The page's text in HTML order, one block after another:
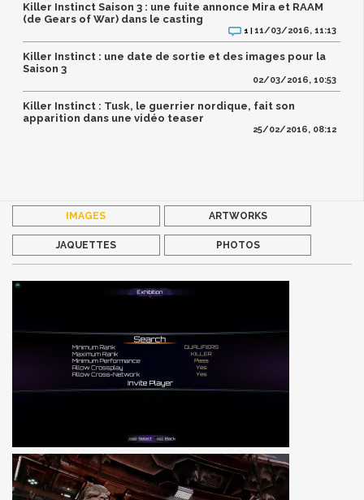
Killer Instinct Saison 3 : une fuite annonce Mira et RAAM
(de Gears of War) dans le casting
1 |11/03/2016, 11:13
Killer Instinct : une date de sortie et des images pour la
Saison 3
02/03/2016, 10:53
Killer Instinct : Tusk, le guerrier nordique, fait son
apparition dans une vidéo teaser
25/02/2016, 08:12
IMAGES ARTWORKS
JAQUETTES PHOTOS